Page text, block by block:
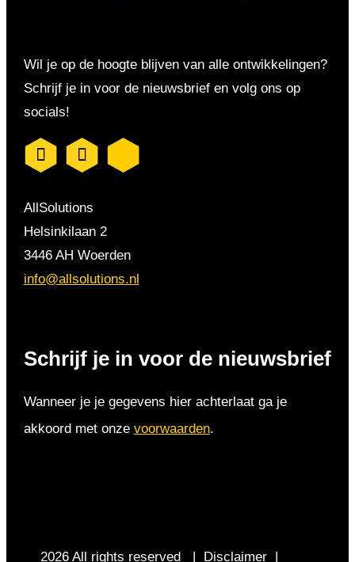
Wil je op de hoogte blijven van alle ontwikkelingen?
Schrijf je in voor de nieuwsbrief en volg ons op
socials!
AllSolutions
Helsinkilaan 2
3446 AH Woerden
info@allsolutions.nl
Schrijf je in voor de nieuwsbrief
Wanneer je je gegevens hier achterlaat ga je
akkoord met onze voorwaarden.
2026 All rights reserved | Disclaimer